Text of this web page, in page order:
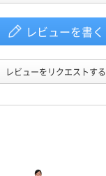
レビューを書く
レビューをリクエストする